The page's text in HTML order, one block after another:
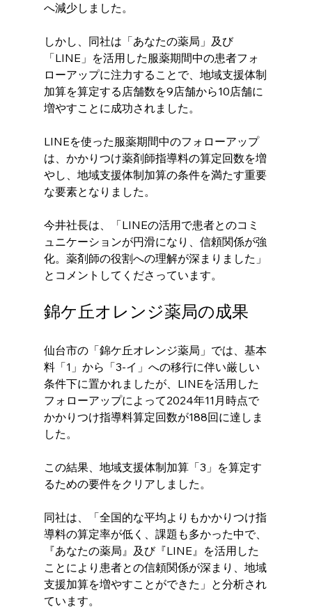
へ減少しました。
しかし、同社は「あなたの薬局」及び
「LINE」を活用した服薬期間中の患者フォ
ローアップに注力することで、地域支援体制
加算を算定する店舗数を9店舗から10店舗に
増やすことに成功されました。
LINEを使った服薬期間中のフォローアップ
は、かかりつけ薬剤師指導料の算定回数を増
やし、地域支援体制加算の条件を満たす重要
な要素となりました。
今井社長は、「LINEの活用で患者とのコミ
ュニケーションが円滑になり、信頼関係が強
化。薬剤師の役割への理解が深まりました」
とコメントしてくださっています。
錦ケ丘オレンジ薬局の成果
仙台市の「錦ケ丘オレンジ薬局」では、基本
料「1」から「3-イ」への移行に伴い厳しい
条件下に置かれましたが、LINEを活用した
フォローアップによって2024年11月時点で
かかりつけ指導料算定回数が188回に達しま
した。
この結果、地域支援体制加算「3」を算定す
るための要件をクリアしました。
同社は、「全国的な平均よりもかかりつけ指
導料の算定率が低く、課題も多かった中で、
『あなたの薬局』及び『LINE』を活用した
ことにより患者との信頼関係が深まり、地域
支援加算を増やすことができた」と分析され
ています。